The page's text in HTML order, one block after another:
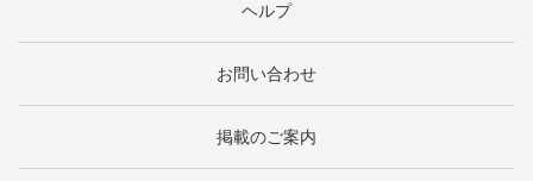
ヘルプ
お問い合わせ
掲載のご案内